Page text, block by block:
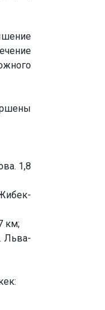
1,8
км;
Льва-